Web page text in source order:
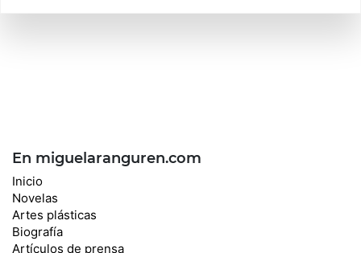
En miguelaranguren.com
Inicio
Novelas
Artes plásticas
Biografía
Artículos de prensa